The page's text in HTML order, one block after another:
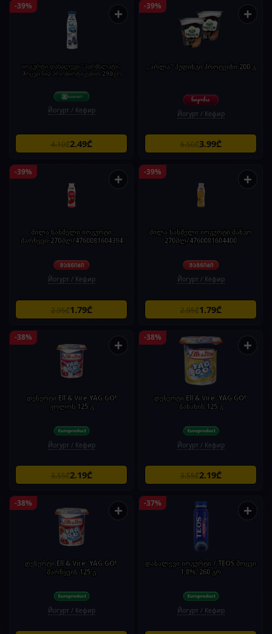
-39% +
იოგურტი დასალევი "პარმალატი"
მოცვი ჩია პრობიოტიკებით 290გრ
Йогурт / Кефир
4.10₾2.49₾
-39% +
„არლა“ პუდინგი პროტეინი 200 გ
Йогурт / Кефир
6.50₾3.99₾
-39% +
მილა სასმელი იოგურტი
მარწყვი-270მლ/4760081604394
Йогурт / Кефир
2.95₾1.79₾
-39% +
მილა სასმელი იოგურტი მანგო
270მლ/4760081604400
Йогурт / Кефир
2.95₾1.79₾
-38% +
დესერტი Ell & Vire YAG GO!
ჟოლოს 125 გ
Йогурт / Кефир
3.55₾2.19₾
-38% +
დესერტი Ell & Vire 'YAG GO!'
ბანანის 125 გ
Йогурт / Кефир
3.55₾2.19₾
-38% +
დესერტი Ell & Vire 'YAG GO!'
მარწყვის 125 გ
Йогурт / Кефир
-37% +
დასალევი იოგურტი / TEOS მოცვი
1,8%, 260 გრ
Йогурт / Кефир